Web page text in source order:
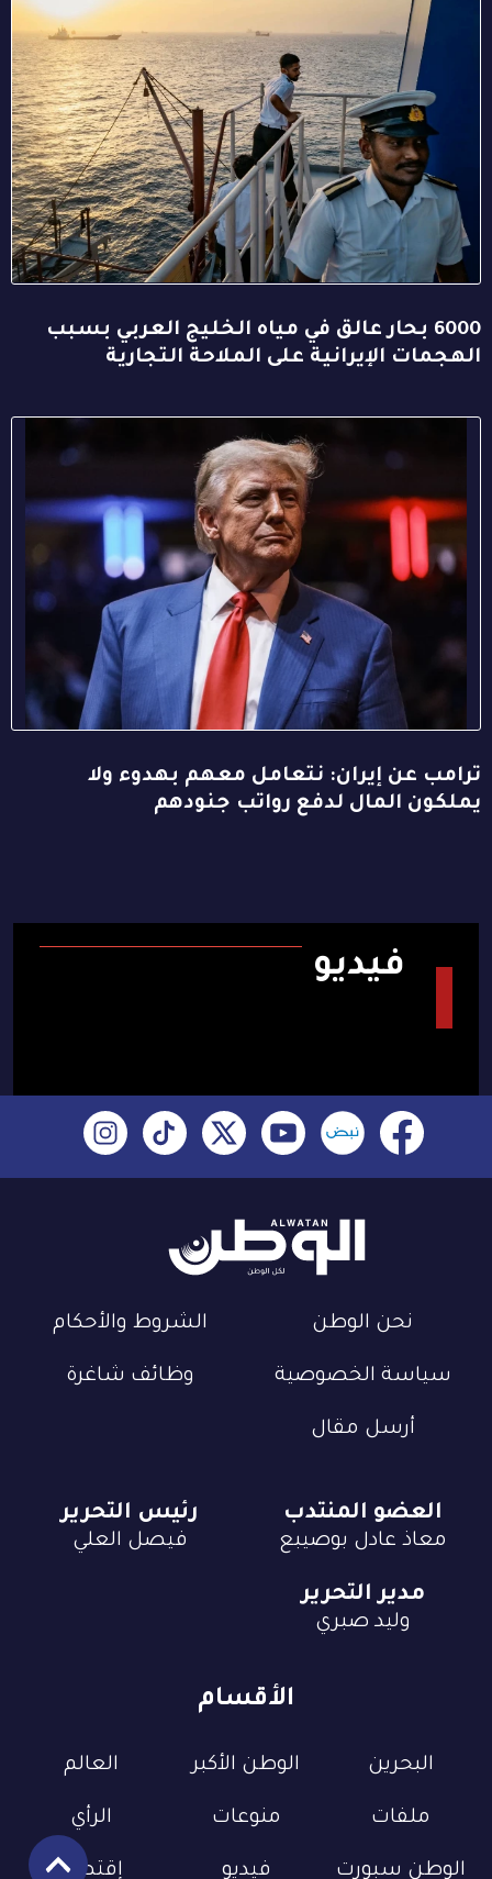
6000 بحار عالق في مياه الخليج العربي بسبب
الهجمات الإيرانية على الملاحة التجارية
ترامب عن إيران: نتعامل معهم بهدوء ولا
يملكون المال لدفع رواتب جنودهم
فيديو
نحن الوطن الشروط والأحكام
سياسة الخصوصية وظائف شاغرة
أرسل مقال
الأقسام
البحرين الوطن الأكبر العالم
ملفات منوعات الرأي
الوطن سبورت فيديو إقتصاد
العضو المنتدب
معاذ عادل بوصيبع
رئيس التحرير
فيصل العلي
مدير التحرير
وليد صبري